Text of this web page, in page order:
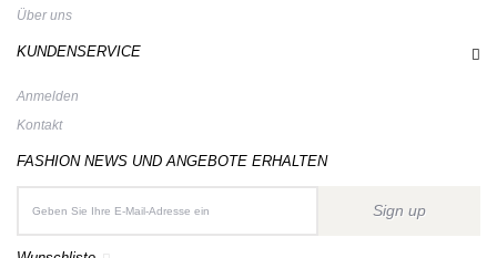
Über uns
KUNDENSERVICE
Anmelden
Kontakt
FASHION NEWS UND ANGEBOTE ERHALTEN
Sign up